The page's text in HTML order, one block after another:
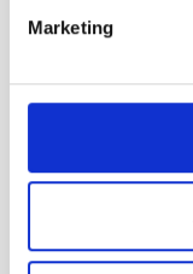
Marketing